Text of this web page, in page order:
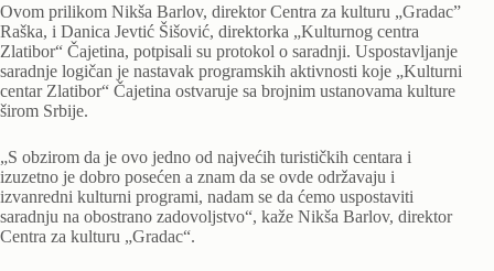
Ovom prilikom Nikša Barlov, direktor Centra za kulturu „Gradac”
Raška, i Danica Jevtić Šišović, direktorka „Kulturnog centra
Zlatibor“ Čajetina, potpisali su protokol o saradnji. Uspostavljanje
saradnje logičan je nastavak programskih aktivnosti koje „Kulturni
centar Zlatibor“ Čajetina ostvaruje sa brojnim ustanovama kulture
širom Srbije.
„S obzirom da je ovo jedno od najvećih turističkih centara i
izuzetno je dobro posećen a znam da se ovde održavaju i
izvanredni kulturni programi, nadam se da ćemo uspostaviti
saradnju na obostrano zadovoljstvo“, kaže Nikša Barlov, direktor
Centra za kulturu „Gradac“.